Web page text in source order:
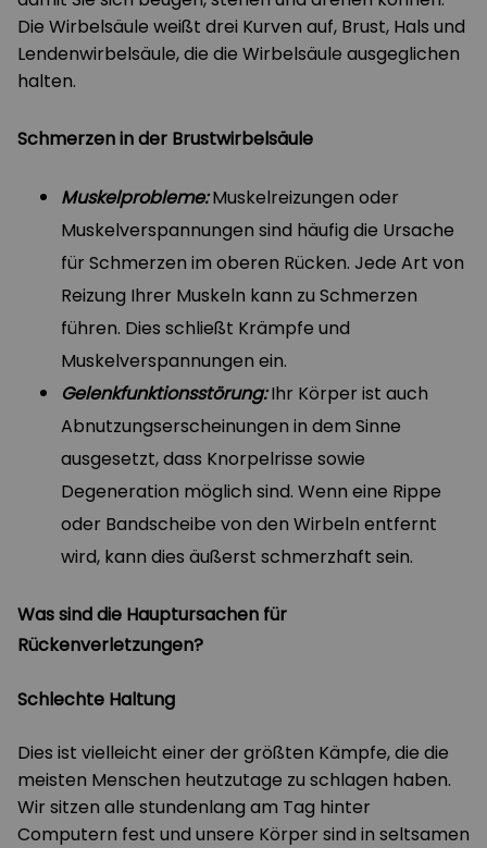
Die Wirbelsäule weißt drei Kurven auf, Brust, Hals und
Lendenwirbelsäule, die die Wirbelsäule ausgeglichen
halten.
Schmerzen in der Brustwirbelsäule
Muskelprobleme:Muskelreizungen oder
Muskelverspannungen sind häufig die Ursache
für Schmerzen im oberen Rücken. Jede Art von
Reizung Ihrer Muskeln kann zu Schmerzen
führen. Dies schließt Krämpfe und
Muskelverspannungen ein.
Gelenkfunktionsstörung:Ihr Körper ist auch
Abnutzungserscheinungen in dem Sinne
ausgesetzt, dass Knorpelrisse sowie
Degeneration möglich sind. Wenn eine Rippe
oder Bandscheibe von den Wirbeln entfernt
wird, kann dies äußerst schmerzhaft sein.
Was sind die Hauptursachen für
Rückenverletzungen?
Schlechte Haltung
Dies ist vielleicht einer der größten Kämpfe, die die
meisten Menschen heutzutage zu schlagen haben.
Wir sitzen alle stundenlang am Tag hinter
Computern fest und unsere Körper sind in seltsamen